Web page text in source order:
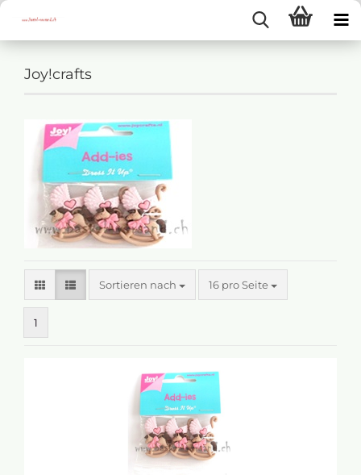
Joy!crafts
Sortieren nach 16 pro Seite
1